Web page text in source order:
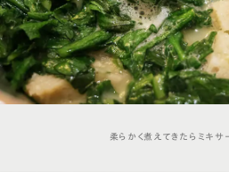
柔らかく煮えてきたらミキ